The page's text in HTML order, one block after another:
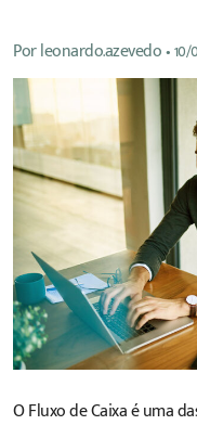
Porleonardo.azevedo•10/
O Fluxo de Caixa é uma